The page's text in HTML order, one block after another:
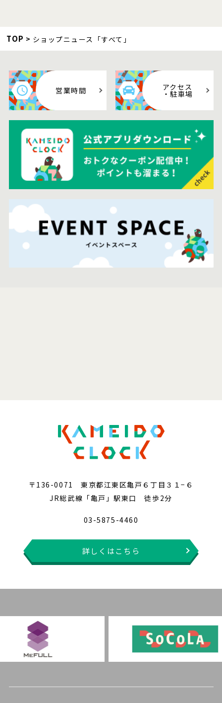
TOP ショップニュース「すべて」
営業時間 アクセス
・駐車場
〒136-0071 東京都江東区亀戸６丁目３１−６
JR総武線「亀戸」駅東口 徒歩2分
03-5875-4460
詳しくはこちら